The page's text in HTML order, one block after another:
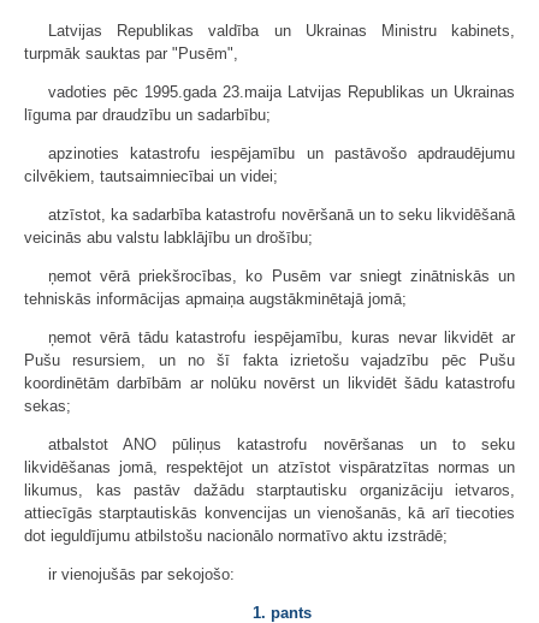
Latvijas Republikas valdība un Ukrainas Ministru kabinets,
turpmāk sauktas par "Pusēm",
vadoties pēc 1995.gada 23.maija Latvijas Republikas un Ukrainas
līguma par draudzību un sadarbību;
apzinoties katastrofu iespējamību un pastāvošo apdraudējumu
cilvēkiem, tautsaimniecībai un videi;
atzīstot, ka sadarbība katastrofu novēršanā un to seku likvidēšanā
veicinās abu valstu labklājību un drošību;
ņemot vērā priekšrocības, ko Pusēm var sniegt zinātniskās un
tehniskās informācijas apmaiņa augstākminētajā jomā;
ņemot vērā tādu katastrofu iespējamību, kuras nevar likvidēt ar
Pušu resursiem, un no šī fakta izrietošu vajadzību pēc Pušu
koordinētām darbībām ar nolūku novērst un likvidēt šādu katastrofu
sekas;
atbalstot ANO pūliņus katastrofu novēršanas un to seku
likvidēšanas jomā, respektējot un atzīstot vispāratzītas normas un
likumus, kas pastāv dažādu starptautisku organizāciju ietvaros,
attiecīgās starptautiskās konvencijas un vienošanās, kā arī tiecoties
dot ieguldījumu atbilstošu nacionālo normatīvo aktu izstrādē;
ir vienojušās par sekojošo:
1. pants